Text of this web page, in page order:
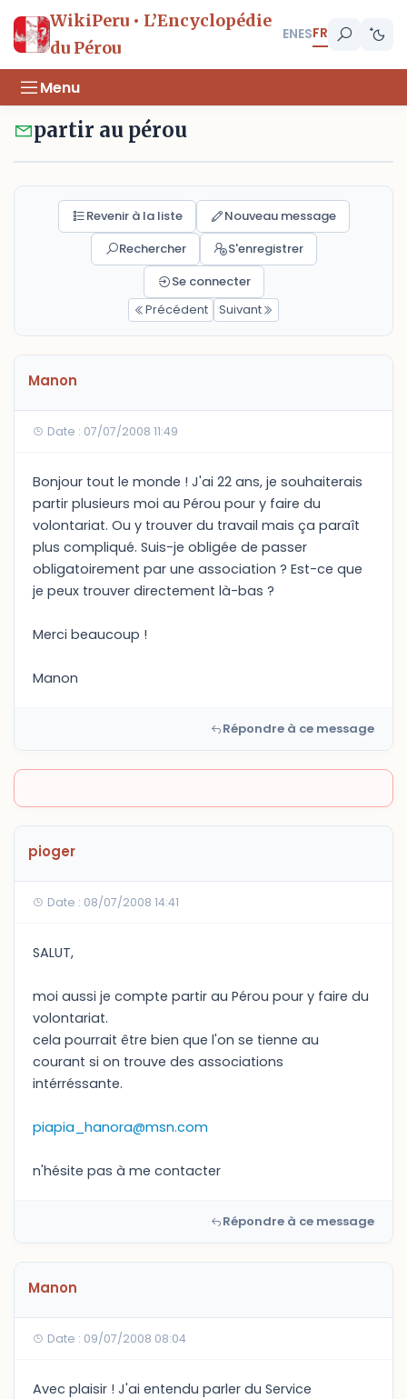
WikiPeru • L’Encyclopédie
du Pérou
ENESFR
Menu
partir au pérou
Revenir à la liste
Nouveau message
Rechercher
S'enregistrer
Se connecter
Précédent
Suivant
Manon
Date : 07/07/2008 11:49
Bonjour tout le monde ! J'ai 22 ans, je souhaiterais
partir plusieurs moi au Pérou pour y faire du
volontariat. Ou y trouver du travail mais ça paraît
plus compliqué. Suis-je obligée de passer
obligatoirement par une association ? Est-ce que
je peux trouver directement là-bas ?
Merci beaucoup !
Manon
Répondre à ce message
pioger
Date : 08/07/2008 14:41
SALUT,
moi aussi je compte partir au Pérou pour y faire du
volontariat.
cela pourrait être bien que l'on se tienne au
courant si on trouve des associations
intérréssante.
piapia_hanora@msn.com
n'hésite pas à me contacter
Répondre à ce message
Manon
Date : 09/07/2008 08:04
Avec plaisir ! J'ai entendu parler du Service